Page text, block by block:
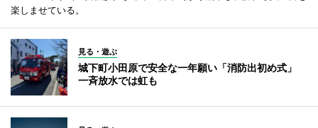
楽しませている。
見る・遊ぶ
城下町小田原で安全な一年願い「消防出初め式」
一斉放水では虹も